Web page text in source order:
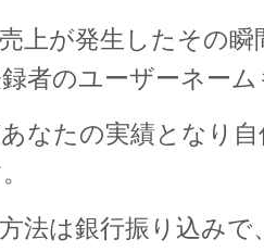
上が発生したその
者のユーザーネー
なたの実績となり
法は銀行振り込みで